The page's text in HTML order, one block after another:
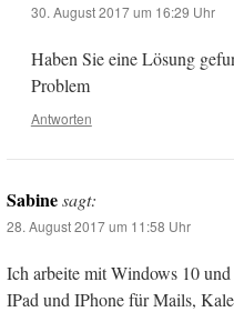
30. August 2017 um 16:29 Uhr
Haben Sie eine Lösung
Problem
Antworten
Sabinesagt:
28. August 2017 um 11:58 Uhr
Ich arbeite mit Windows 10
IPad und IPhone für Mails,